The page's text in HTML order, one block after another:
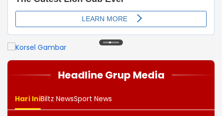
12345678
Headline Grup Media
Hari IniBiltz NewsSport News